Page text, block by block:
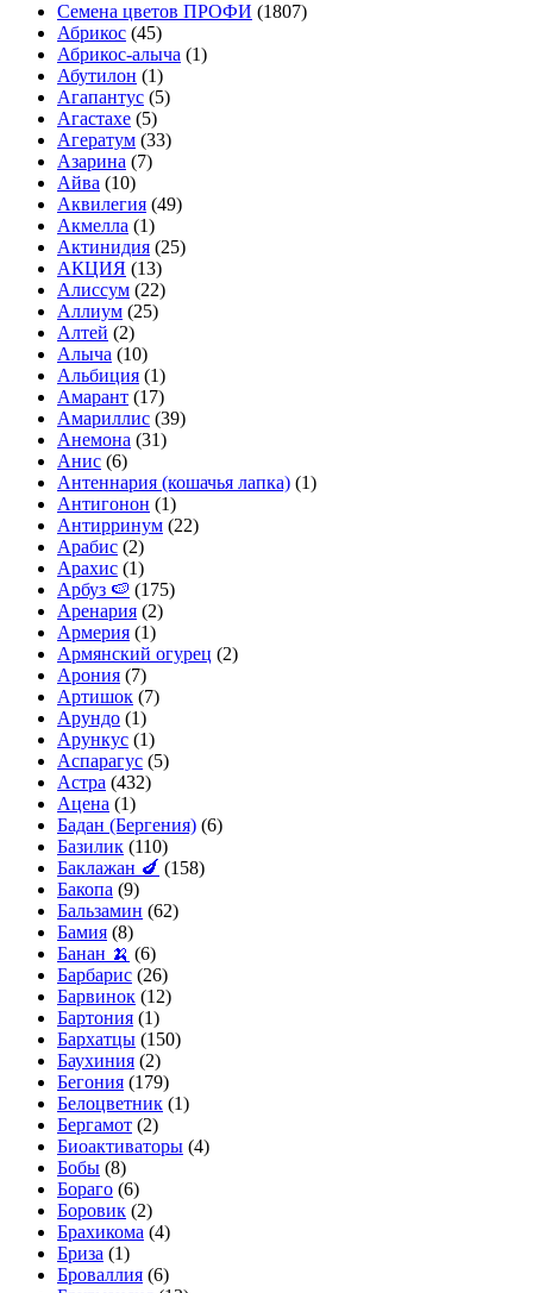
Cемена цветов ПРОФИ (1807)
Абрикос (45)
Абрикос-алыча (1)
Абутилон (1)
Агапантус (5)
Агастахе (5)
Агератум (33)
Азарина (7)
Айва (10)
Аквилегия (49)
Акмелла (1)
Актинидия (25)
АКЦИЯ (13)
Алиссум (22)
Аллиум (25)
Алтей (2)
Алыча (10)
Альбиция (1)
Амарант (17)
Амариллис (39)
Анемона (31)
Анис (6)
Антеннария (кошачья лапка) (1)
Антигонон (1)
Антирринум (22)
Арабис (2)
Арахис (1)
Арбуз 🍉 (175)
Аренария (2)
Армерия (1)
Армянский огурец (2)
Арония (7)
Артишок (7)
Арундо (1)
Арункус (1)
Аспарагус (5)
Астра (432)
Ацена (1)
Бадан (Бергения) (6)
Базилик (110)
Баклажан 🍆 (158)
Бакопа (9)
Бальзамин (62)
Бамия (8)
Банан 🍌 (6)
Барбарис (26)
Барвинок (12)
Бартония (1)
Бархатцы (150)
Баухиния (2)
Бегония (179)
Белоцветник (1)
Бергамот (2)
Биоактиваторы (4)
Бобы (8)
Бораго (6)
Боровик (2)
Брахикома (4)
Бриза (1)
Броваллия (6)